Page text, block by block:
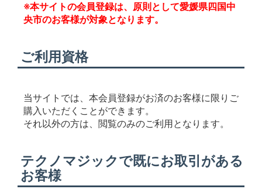
※本サイトの会員登録は、原則として愛媛県四国中
央市のお客様が対象となります。
ご利用資格
当サイトでは、本会員登録がお済のお客様に限りご
購入いただくことができます。
それ以外の方は、閲覧のみのご利用となります。
テクノマジックで既にお取引がある
お客様